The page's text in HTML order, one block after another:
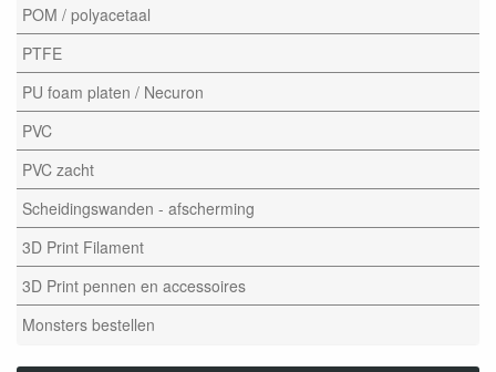
POM / polyacetaal
PTFE
PU foam platen / Necuron
PVC
PVC zacht
Scheidingswanden - afscherming
3D Print Filament
3D Print pennen en accessoires
Monsters bestellen